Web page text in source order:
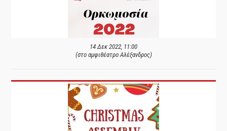
14 Δεκ 2022, 11:00
(στο αμφιθέατρο Αλέξανδρος)